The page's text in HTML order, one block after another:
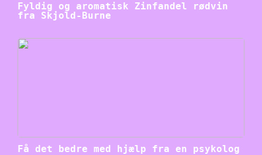
Fyldig og aromatisk Zinfandel rødvin
fra Skjold-Burne
Få det bedre med hjælp fra en psykolog